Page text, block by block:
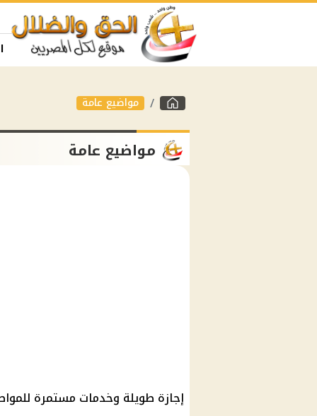
مواضيع عامة
مواضيع عامة
إجازة طويلة وخدمات مستمرة